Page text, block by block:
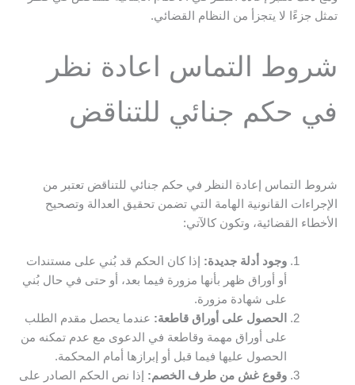
تمثل جزءًا لا يتجزأ من النظام القضائي.
شروط التماس اعادة نظر
في حكم جنائي للتناقض
شروط التماس إعادة النظر في حكم جنائي للتناقض تعتبر من
الإجراءات القانونية الهامة التي تضمن تحقيق العدالة وتصحيح
الأخطاء القضائية، وتكون كالآتي:
وجود أدلة جديدة: إذا كان الحكم قد بُني على مستندات
أو أوراق ظهر بأنها مزورة فيما بعد، أو حتى في حال بُني
على شهادة مزورة.
الحصول على أوراق قاطعة: عندما يحصل مقدم الطلب
على أوراق مهمة وقاطعة في الدعوى مع عدم تمكنه من
الحصول عليها فيما قبل أو إبرازها أمام المحكمة.
وقوع غش من طرف الخصم: إذا نص الحكم الصادر على